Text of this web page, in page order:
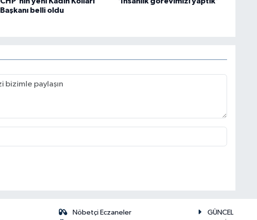
Başkanı belli oldu
Nöbetçi Eczaneler
GÜNCEL